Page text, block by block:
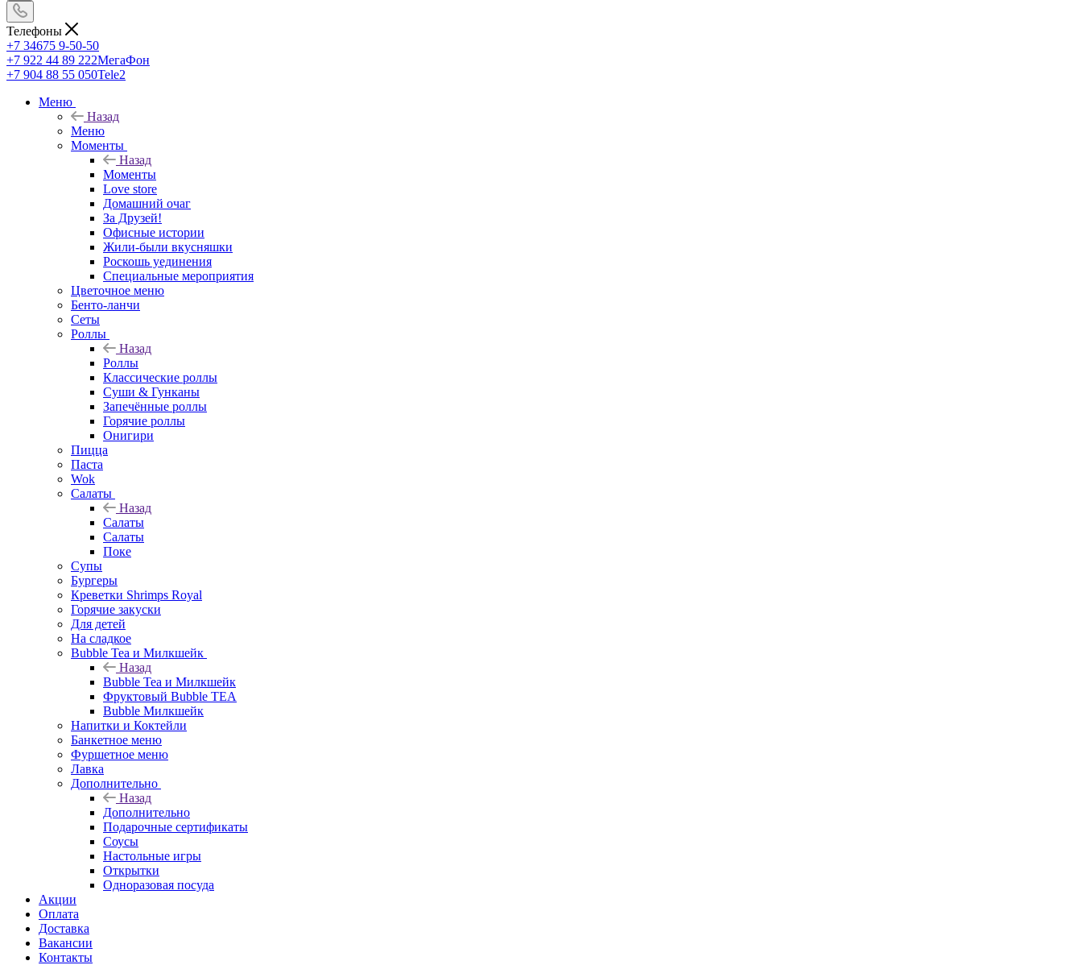
Телефоны
+7 34675 9-50-50
+7 922 44 89 222МегаФон
+7 904 88 55 050Tele2
Меню
Назад
Меню
Моменты
Назад
Моменты
Love store
Домашний очаг
За Друзей!
Офисные истории
Жили-были вкусняшки
Роскошь уединения
Специальные мероприятия
Цветочное меню
Бенто-ланчи
Сеты
Роллы
Назад
Роллы
Классические роллы
Суши & Гунканы
Запечённые роллы
Горячие роллы
Онигири
Пицца
Паста
Wok
Салаты
Назад
Салаты
Салаты
Поке
Супы
Бургеры
Креветки Shrimps Royal
Горячие закуски
Для детей
На сладкое
Bubble Tea и Милкшейк
Назад
Bubble Tea и Милкшейк
Фруктовый Bubble TEA
Bubble Милкшейк
Напитки и Коктейли
Банкетное меню
Фуршетное меню
Лавка
Дополнительно
Назад
Дополнительно
Подарочные сертификаты
Соусы
Настольные игры
Открытки
Одноразовая посуда
Акции
Оплата
Доставка
Вакансии
Контакты